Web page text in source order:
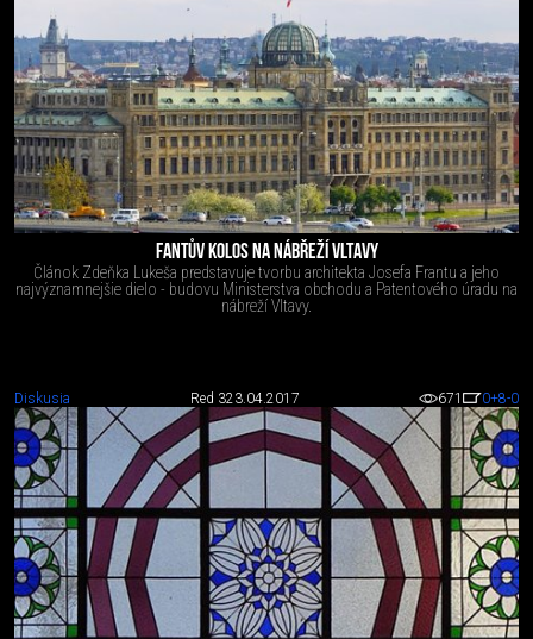
FANTŮV KOLOS NA NÁBŘEŽÍ VLTAVY
Článok Zdeňka Lukeša predstavuje tvorbu architekta Josefa Frantu a jeho
najvýznamnejšie dielo - budovu Ministerstva obchodu a Patentového úradu na
nábreží Vltavy.
Diskusia Red 323.04.2017 671 0+8-0